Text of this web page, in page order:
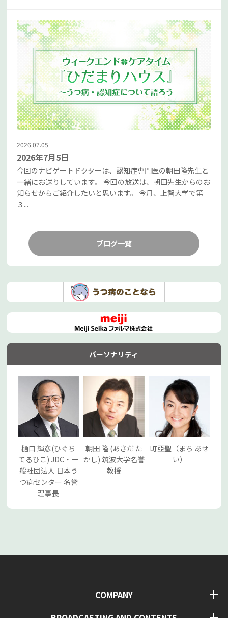
2026.07.05
2026年7月5日
今回のナビゲートドクターは、認知症専門医の朝田隆先生と
一緒にお送りしています。 今回の放送は、朝田先生からのお
知らせからご紹介したいと思います。 今月、上智大学で第
３...
ブログ一覧
パーソナリティ
樋口 輝彦(ひぐち
てるひこ) JDC・一
般社団法人 日本う
つ病センター 名誉
理事長
朝田 隆 (あさだ た
かし) 筑波大学名誉
教授
町亞聖（まち あせ
い）
COMPANY